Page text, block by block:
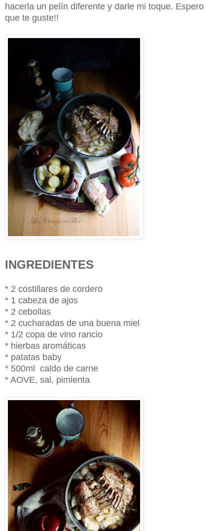
hacerla un pelín diferente y darle mi toque. Espero
que te guste!!
INGREDIENTES
* 2 costillares de cordero
* 1 cabeza de ajos
* 2 cebollas
* 2 cucharadas de una buena miel
* 1/2 copa de vino rancio
* hierbas aromáticas
* patatas baby
* 500ml caldo de carne
* AOVE, sal, pimienta